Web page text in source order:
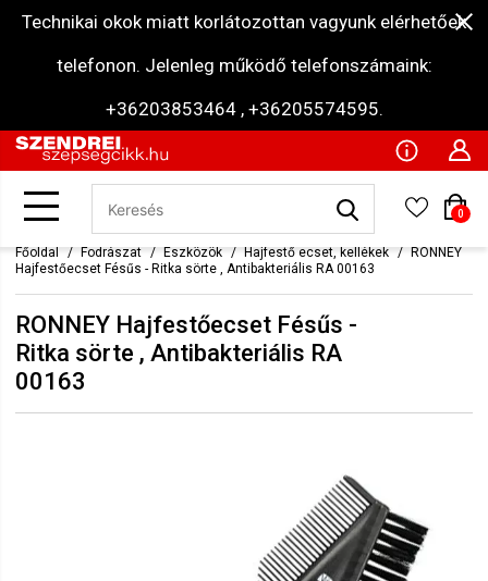
Technikai okok miatt korlátozottan vagyunk elérhetőek
telefonon. Jelenleg működő telefonszámaink:
+36203853464 , +36205574595.
0
Főoldal Fodrászat Eszközök Hajfestő ecset, kellékek
RONNEY
Hajfestőecset Fésűs - Ritka sörte , Antibakteriális RA 00163
RONNEY Hajfestőecset Fésűs -
Ritka sörte , Antibakteriális RA
00163